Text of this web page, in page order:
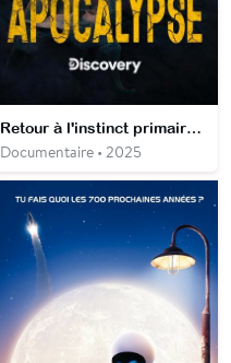
Retour à l'instinct primaire : apocalypse
Documentaire • 2025